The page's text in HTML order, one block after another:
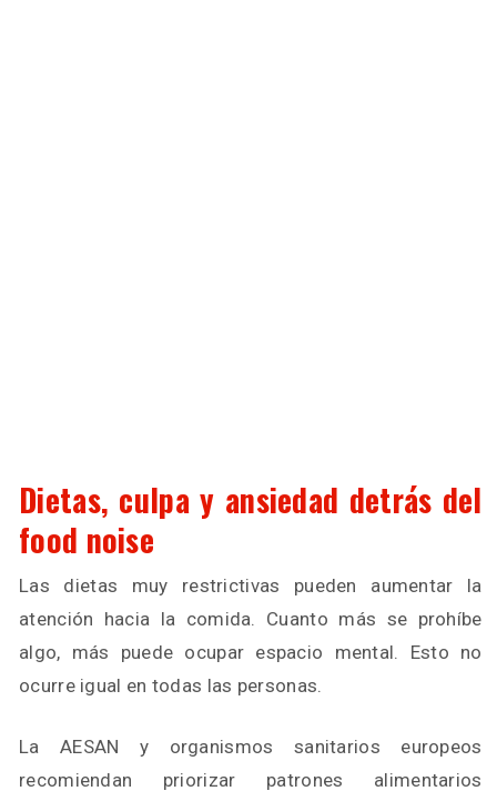
Dietas, culpa y ansiedad detrás del
food noise
Las dietas muy restrictivas pueden aumentar la
atención hacia la comida. Cuanto más se prohíbe
algo, más puede ocupar espacio mental. Esto no
ocurre igual en todas las personas.
La AESAN y organismos sanitarios europeos
recomiendan priorizar patrones alimentarios